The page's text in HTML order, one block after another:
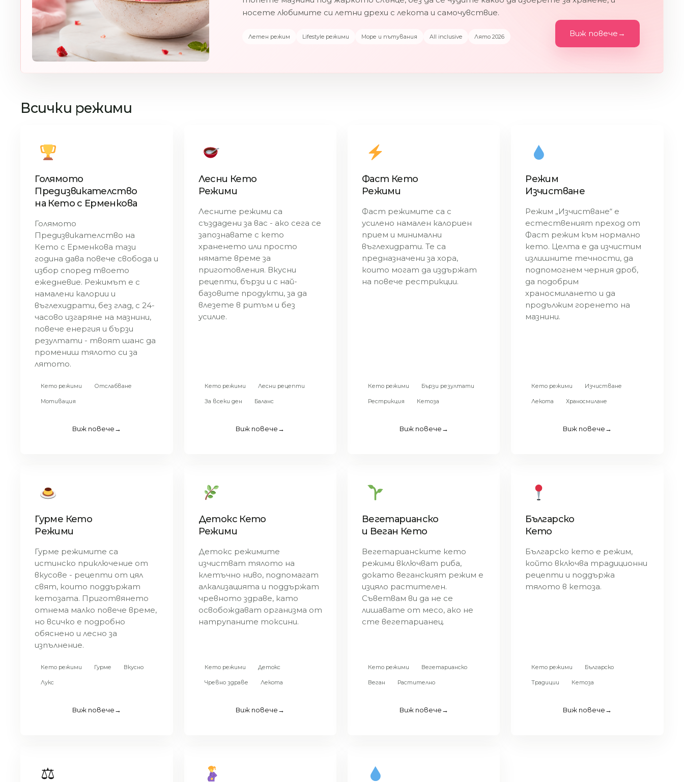
носете любимите си летни дрехи с лекота и самочувствие.
Летен режим Lifestyle режими Море и пътувания All inclusive Лято 2026 Виж повече →
Всички режими
Голямото
Предизвикателство
на Кето с Ерменкова
Голямото
Предизвикателство на
Кето с Ерменкова тази
година дава повече свобода и
избор според твоето
ежедневие. Режимът е с
намалени калории и
въглехидрати, без глад, с 24-
часово изгаряне на мазнини,
повече енергия и бързи
резултати - твоят шанс да
промениш тялото си за
лятото.
Кето режими Отслабване
Мотивация
Виж повече→
Лесни Кето
Режими
Лесните режими са
създадени за вас - ако сега се
запознавате с кето
храненето или просто
нямате време за
приготовления. Вкусни
рецепти, бързи и с най-
базовите продукти, за да
влезете в ритъм и без
усилие.
Кето режими Лесни рецепти
За всеки ден Баланс
Виж повече→
Фаст Кето
Режими
Фаст режимите са с
усилено намален калориен
прием и минимални
въглехидрати. Те са
предназначени за хора,
които могат да издържат
на повече рестрикции.
Кето режими Бързи резултати
Рестрикция Кетоза
Виж повече→
Режим
Изчистване
Режим „Изчистване“ е
естественият преход от
Фаст режим към нормално
кето. Целта е да изчистим
излишните течности, да
подпомогнем черния дроб,
да подобрим
храносмилането и да
продължим горенето на
мазнини.
Кето режими Изчистване
Лекота Храносмилане
Виж повече→
Гурме Кето
Режими
Гурме режимите са
истинско приключение от
вкусове - рецепти от цял
свят, които поддържат
кетозата. Приготвянето
отнема малко повече време,
но всичко е подробно
обяснено и лесно за
изпълнение.
Кето режими Гурме Вкусно
Лукс
Виж повече→
Детокс Кето
Режими
Детокс режимите
изчистват тялото на
клетъчно ниво, подпомагат
алкализацията и поддържат
чревното здраве, като
освобождават организма от
натрупаните токсини.
Кето режими Детокс
Чревно здраве Лекота
Виж повече→
Вегетарианско
и Веган Кето
Вегетарианските кето
режими включват риба,
докато веганският режим е
изцяло растителен.
Съветвам ви да не се
лишавате от месо, ако не
сте вегетарианец.
Кето режими Вегетарианско
Веган Растително
Виж повече→
Българско
Кето
Българско кето е режим,
който включва традиционни
рецепти и поддържа
тялото в кетоза.
Кето режими Българско
Традиции Кетоза
Виж повече→
⚖